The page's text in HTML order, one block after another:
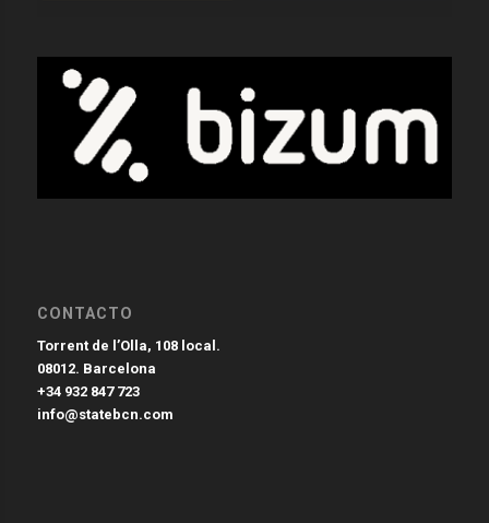
CONTACTO
Torrent de l’Olla, 108 local.
08012. Barcelona
+34 932 847 723
info@statebcn.com